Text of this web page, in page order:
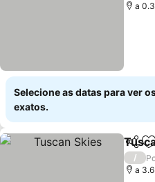
a
Selecione as datas para ver
exatos.
/
a